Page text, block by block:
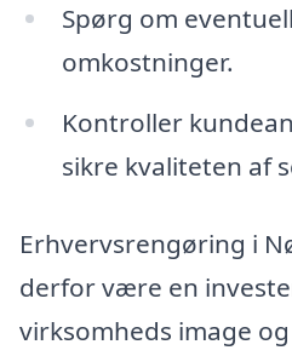
Spørg om
omkostninger.
Kontroller
sikre kvaliteten af
Erhvervsrengøring i
derfor være en
virksomheds image